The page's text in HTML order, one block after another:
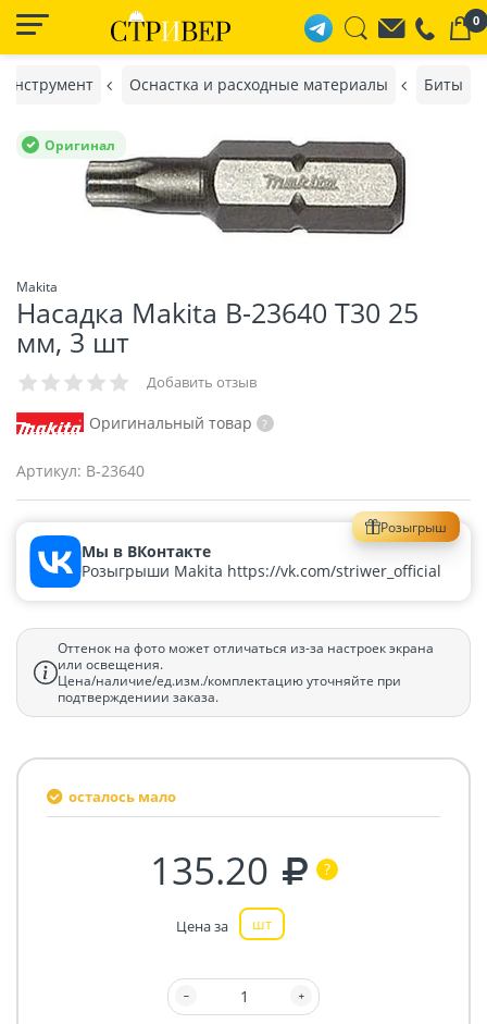
0
Оснастка и расходные материалы Биты
Оригинал
Makita
Насадка Makita B-23640 T30 25
мм, 3 шт
Добавить отзыв
Оригинальный товар
Артикул: B-23640
Розыгрыш
Мы в ВКонтакте
Розыгрыши Makita https://vk.com/striwer_official
Оттенок на фото может отличаться из-за настроек экрана
или освещения.
Цена/наличие/ед.изм./комплектацию уточняйте при
подтверждениии заказа.
осталось мало
135.20
Цена за шт